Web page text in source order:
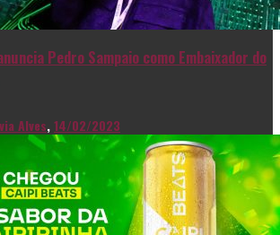
Pedro Sampaio como Embaixador do
Alves,14/02/2023